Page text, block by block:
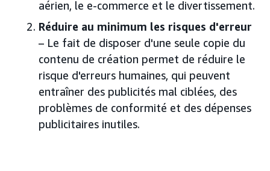
aérien, le e-commerce et le divertissement.
Réduire au minimum les risques d'erreur
– Le fait de disposer d'une seule copie du
contenu de création permet de réduire le
risque d'erreurs humaines, qui peuvent
entraîner des publicités mal ciblées, des
problèmes de conformité et des dépenses
publicitaires inutiles.